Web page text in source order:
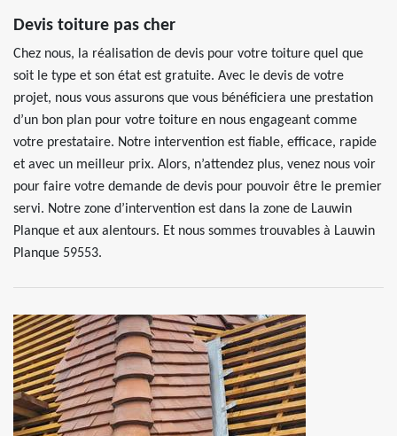
Devis toiture pas cher
Chez nous, la réalisation de devis pour votre toiture quel que
soit le type et son état est gratuite. Avec le devis de votre
projet, nous vous assurons que vous bénéficiera une prestation
d’un bon plan pour votre toiture en nous engageant comme
votre prestataire. Notre intervention est fiable, efficace, rapide
et avec un meilleur prix. Alors, n’attendez plus, venez nous voir
pour faire votre demande de devis pour pouvoir être le premier
servi. Notre zone d’intervention est dans la zone de Lauwin
Planque et aux alentours. Et nous sommes trouvables à Lauwin
Planque 59553.